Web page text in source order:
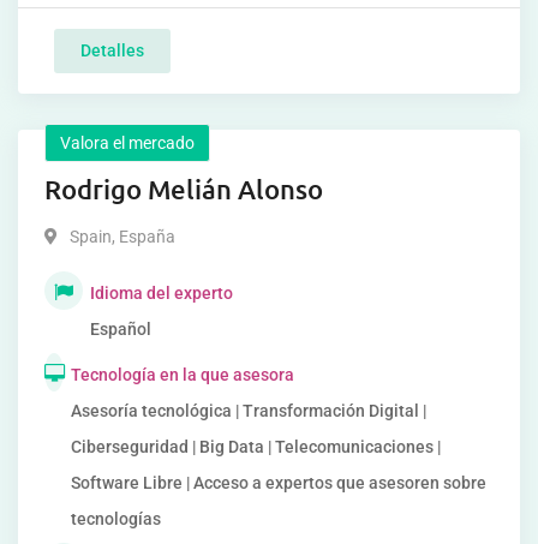
Detalles
Valora el mercado
Rodrigo Melián Alonso
Spain, España
Idioma del experto
Español
Tecnología en la que asesora
Asesoría tecnológica | Transformación Digital |
Ciberseguridad | Big Data | Telecomunicaciones |
Software Libre | Acceso a expertos que asesoren sobre
tecnologías